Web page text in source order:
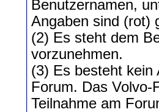
Benutzernamen,
Angaben sind (rot)
(2) Es steht dem
vorzunehmen.
(3) Es besteht kein
Forum. Das Volvo-
Teilnahme am